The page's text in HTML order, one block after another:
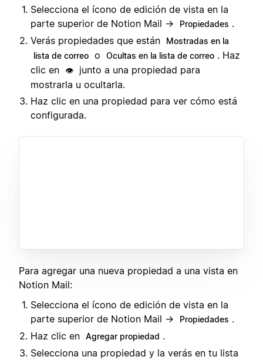
Selecciona el ícono de edición de vista en la
parte superior de Notion Mail →
Propiedades .
Verás propiedades que están
Mostradas en la
lista de correo o Ocultas en la lista de correo . Haz
clic en
👁️
junto a una propiedad para
mostrarla u ocultarla.
Haz clic en una propiedad para ver cómo está
configurada.
Para agregar una nueva propiedad a una vista en
Notion Mail:
Selecciona el ícono de edición de vista en la
parte superior de Notion Mail →
Propiedades .
Haz clic en Agregar propiedad .
Selecciona una propiedad y la verás en tu lista